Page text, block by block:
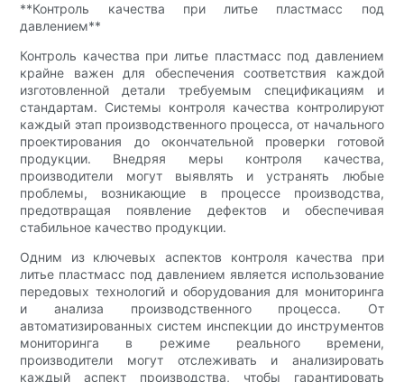
**Контроль качества при литье пластмасс под
давлением**
Контроль качества при литье пластмасс под давлением
крайне важен для обеспечения соответствия каждой
изготовленной детали требуемым спецификациям и
стандартам. Системы контроля качества контролируют
каждый этап производственного процесса, от начального
проектирования до окончательной проверки готовой
продукции. Внедряя меры контроля качества,
производители могут выявлять и устранять любые
проблемы, возникающие в процессе производства,
предотвращая появление дефектов и обеспечивая
стабильное качество продукции.
Одним из ключевых аспектов контроля качества при
литье пластмасс под давлением является использование
передовых технологий и оборудования для мониторинга
и анализа производственного процесса. От
автоматизированных систем инспекции до инструментов
мониторинга в режиме реального времени,
производители могут отслеживать и анализировать
каждый аспект производства, чтобы гарантировать